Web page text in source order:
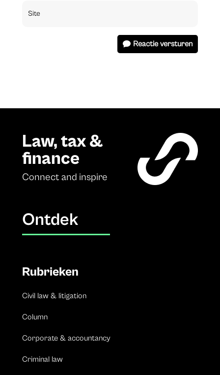
Reactie versturen
Law, tax &
finance
Connect and inspire
Ontdek
Rubrieken
Civil law & litigation
Column
Corporate & accountancy
Criminal law